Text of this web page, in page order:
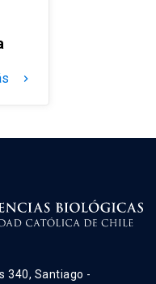
keyboard_arrow_right
340, Santiago -